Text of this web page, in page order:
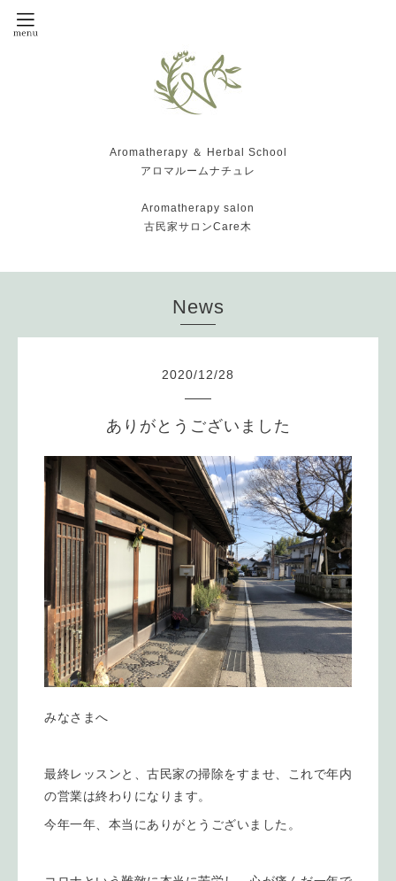
Aromatherapy ＆ Herbal School
アロマルームナチュレ
Aromatherapy salon
古民家サロンCare木
News
2020/12/28
ありがとうございました
みなさまへ
最終レッスンと、古民家の掃除をすませ、これで年内
の営業は終わりになります。
今年一年、本当にありがとうございました。